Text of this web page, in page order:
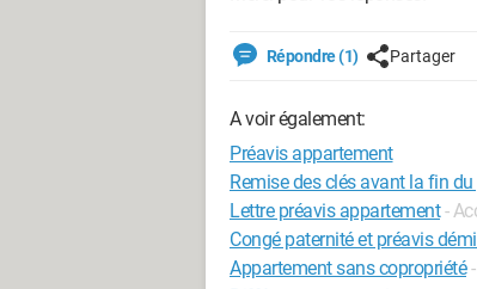
Répondre (1) Partager
A voir également:
Préavis appartement
Remise des clés avant la fin
Lettre préavis appartement -
Congé paternité et préavis
Appartement sans copropriété -